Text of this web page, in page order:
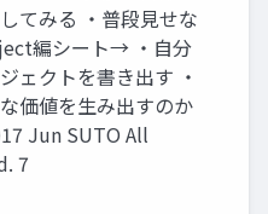
てみる ・普段見せな
編シート→ ・自分
ェクトを書き出す ・
価値を生み出すのか
Jun SUTO All
7